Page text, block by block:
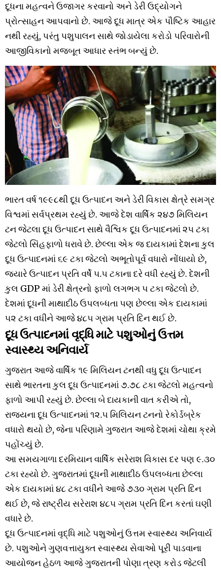
દૂધના મહત્વને ઉજાગર કરવાનો અને ડેરી ઉદ્યોગને
પ્રોત્સાહન આપવાનો છે. આજે દૂધ માત્ર એક પૌષ્ટિક આહાર
નથી રહ્યું, પરંતુ પશુપાલન સાથે જોડાયેલા કરોડો પરિવારોની
આજીવિકાનો મજબૂત આધાર સ્તંભ બન્યું છે.
ભારત વર્ષ ૧૯૯૮થી દૂધ ઉત્પાદન અને ડેરી વિકાસ ક્ષેત્રે સમગ્ર
વિશ્વમાં સર્વપ્રથમ રહ્યું છે. આજે દેશ વાર્ષિક ૨૪૭ મિલિયન
ટન જેટલા દૂધ ઉત્પાદન સાથે વૈશ્વિક દૂધ ઉત્પાદનમાં ૨૫ ટકા
જેટલો સિંહફાળો ધરાવે છે. છેલ્લા એક જ દાયકામાં દેશના કુલ
દૂધ ઉત્પાદનમાં ૬૯ ટકા જેટલો અભૂતોપૂર્વ વધારો નોંધાયો છે,
જ્યારે ઉત્પાદન પ્રતિ વર્ષે ૫.૫ ટકાના દરે વધી રહ્યું છે. દેશની
કુલ GDP માં ડેરી ક્ષેત્રનો ફાળો લગભગ ૫ ટકા જેટલો છે.
દેશમાં દૂધની માથાદીઠ ઉપલબ્ધતા પણ છેલ્લા એક દાયકામાં
૫૨ ટકા વધીને આજે ૪૮૫ ગ્રામ પ્રતિ દિન થઈ છે.
દૂધ ઉત્પાદનમાં વૃદ્ધિ માટે પશુઓનું ઉત્તમ
સ્વાસ્થ્ય અનિવાર્ય
ગુજરાત આજે વાર્ષિક ૧૯ મિલિયન ટનથી વધુ દૂધ ઉત્પાદન
સાથે ભારતના કુલ દૂધ ઉત્પાદનમાં ૭.૭૮ ટકા જેટલો મહત્વનો
ફાળો આપી રહ્યું છે. છેલ્લા બે દાયકાની વાત કરીએ તો,
રાજ્યના દૂધ ઉત્પાદનમાં ૧૨.૫ મિલિયન ટનનો રેકોર્ડબ્રેક
વધારો થયો છે, જેના પરિણામે ગુજરાત આજે દેશમાં ચોથા ક્રમે
પહોંચ્યું છે.
આ સમયગાળા દરમિયાન વાર્ષિક સરેરાશ વિકાસ દર પણ ૯.૩૦
ટકા રહ્યો છે. ગુજરાતમાં દૂધની માથાદીઠ ઉપલબ્ધતા છેલ્લા
એક દાયકામાં ૪૮ ટકા વધીને આજે ૭૩૦ ગ્રામ પ્રતિ દિન
થઈ છે, જે રાષ્ટ્રીય સરેરાશ ૪૮૫ ગ્રામ પ્રતિ દિન કરતાં ઘણી
વધારે છે.
દૂધ ઉત્પાદનમાં વૃદ્ધિ માટે પશુઓનું ઉત્તમ સ્વાસ્થ્ય અનિવાર્ય
છે. પશુઓને ગુણવત્તાયુક્ત સ્વાસ્થ્ય સેવાઓ પૂરી પાડવાના
આયોજન હેઠળ આજે ગુજરાતની પોણા ત્રણ કરોડ જેટલી